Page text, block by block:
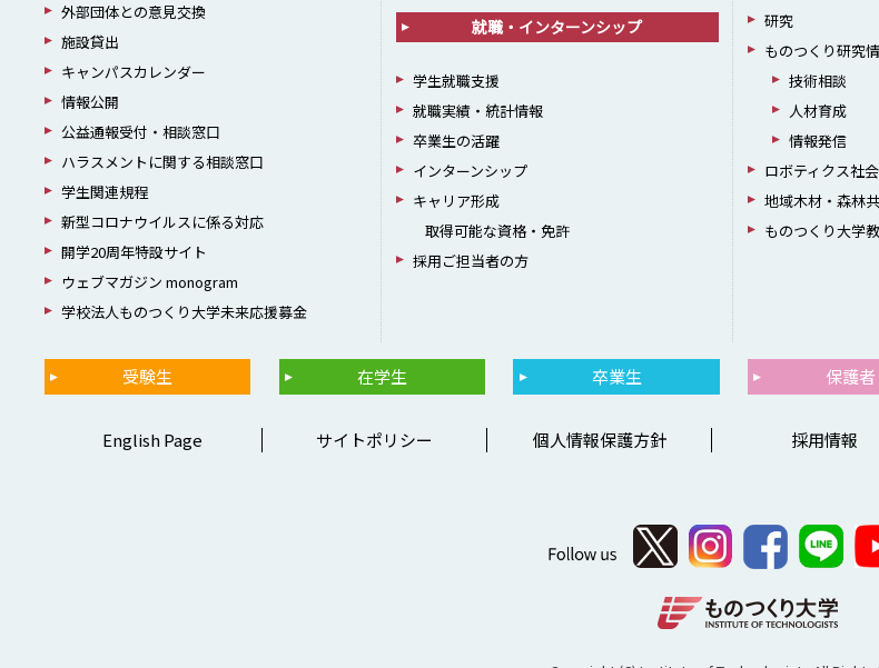
外部団体との意見交換
施設貸出
キャンパスカレンダー
情報公開
公益通報受付・相談窓口
ハラスメントに関する相談窓口
学生関連規程
新型コロナウイルスに係る対応
開学20周年特設サイト
ウェブマガジン monogram
学校法人ものつくり大学未来応援募金
就職・インターンシップ
学生就職支援
就職実績・統計情報
卒業生の活躍
インターンシップ
キャリア形成
取得可能な資格・免許
採用ご担当者の方
研究
ものつくり研究
技術相談
人材育成
情報発信
ロボティクス社
地域木材・森林
ものつくり大学
受験生 在学生 卒業生 保護者
English Page サイトポリシー 個人情報保護方針 採用情報